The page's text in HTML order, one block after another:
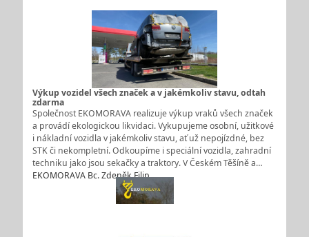
Výkup vozidel všech značek a v jakémkoliv stavu, odtah
zdarma
Společnost EKOMORAVA realizuje výkup vraků všech značek
a provádí ekologickou likvidaci. Vykupujeme osobní, užitkové
i nákladní vozidla v jakémkoliv stavu, ať už nepojízdné, bez
STK či nekompletní. Odkoupíme i speciální vozidla, zahradní
techniku jako jsou sekačky a traktory. V Českém Těšíně a…
EKOMORAVA Bc. Zdeněk Filip